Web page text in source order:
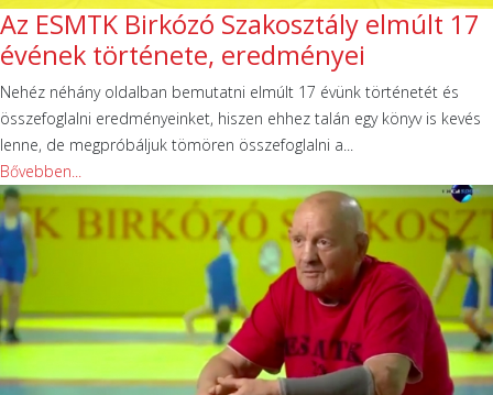
Az ESMTK Birkózó Szakosztály elmúlt 17
évének története, eredményei
Nehéz néhány oldalban bemutatni elmúlt 17 évünk történetét és
összefoglalni eredményeinket, hiszen ehhez talán egy könyv is kevés
lenne, de megpróbáljuk tömören összefoglalni a...
Bővebben...